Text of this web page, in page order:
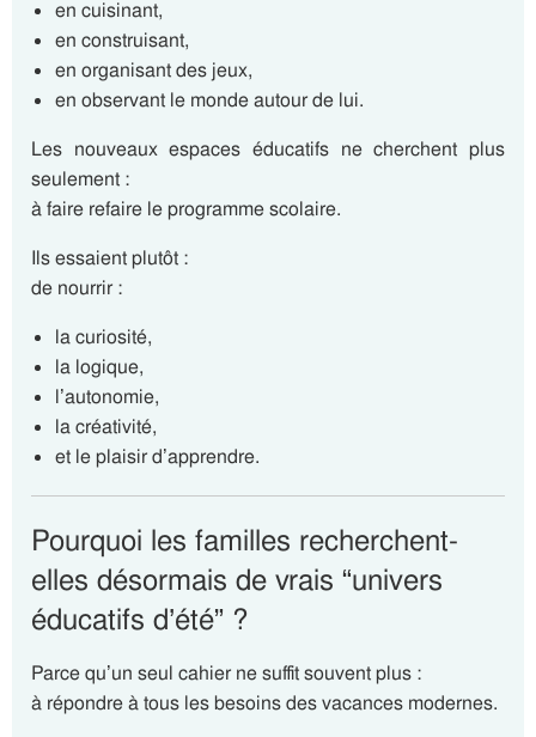
en cuisinant,
en construisant,
en organisant des jeux,
en observant le monde autour de lui.
Les nouveaux espaces éducatifs ne cherchent plus
seulement :
à faire refaire le programme scolaire.
Ils essaient plutôt :
de nourrir :
la curiosité,
la logique,
l’autonomie,
la créativité,
et le plaisir d’apprendre.
Pourquoi les familles recherchent-
elles désormais de vrais “univers
éducatifs d’été” ?
Parce qu’un seul cahier ne suffit souvent plus :
à répondre à tous les besoins des vacances modernes.